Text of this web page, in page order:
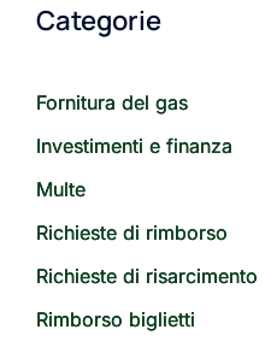
Categorie
Fornitura del gas
Investimenti e finanza
Multe
Richieste di rimborso
Richieste di risarcimento
Rimborso biglietti